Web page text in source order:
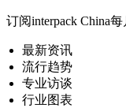
订阅interpack China
最新资讯
流行趋势
专业访谈
行业图表